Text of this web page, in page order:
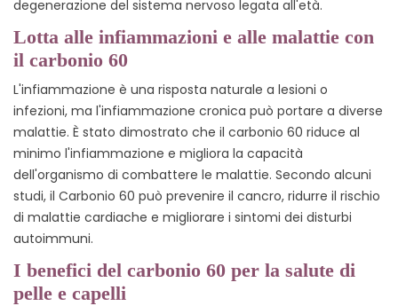
degenerazione del sistema nervoso legata all'età.
Lotta alle infiammazioni e alle malattie con
il carbonio 60
L'infiammazione è una risposta naturale a lesioni o
infezioni, ma l'infiammazione cronica può portare a diverse
malattie. È stato dimostrato che il carbonio 60 riduce al
minimo l'infiammazione e migliora la capacità
dell'organismo di combattere le malattie. Secondo alcuni
studi, il Carbonio 60 può prevenire il cancro, ridurre il rischio
di malattie cardiache e migliorare i sintomi dei disturbi
autoimmuni.
I benefici del carbonio 60 per la salute di
pelle e capelli